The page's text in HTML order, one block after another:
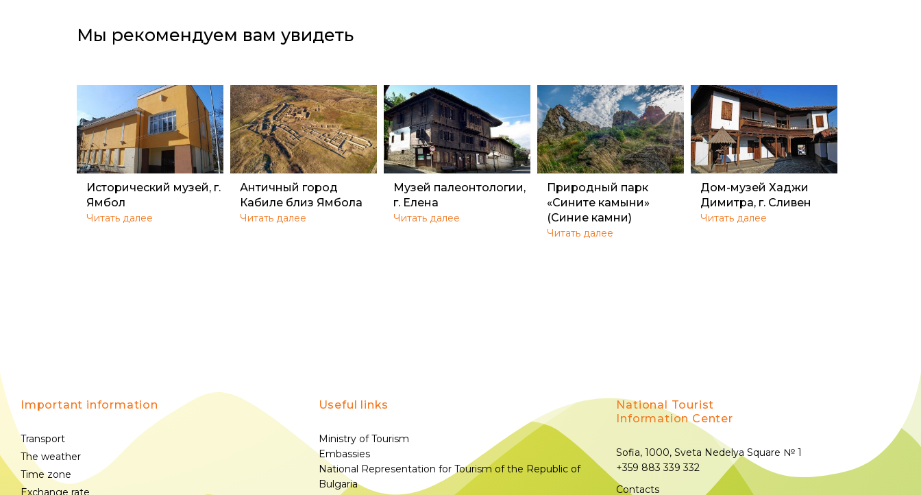
Мы рекомендуем вам увидеть
Исторический музей, г.
Ямбол
Читать далее
Античный город
Кабиле близ Ямбола
Читать далее
Музей палеонтологии,
г. Елена
Читать далее
Природный парк
«Сините камыни»
(Синие камни)
Читать далее
Дом-музей Хаджи
Димитра, г. Сливен
Читать далее
Important information
Transport
The weather
Time zone
Exchange rate
Useful links
Ministry of Tourism
Embassies
National Representation for Tourism of the Republic of
Bulgaria
National Tourist
Information Center
Sofia, 1000, Sveta Nedelya Square № 1
+359 883 339 332
Contacts